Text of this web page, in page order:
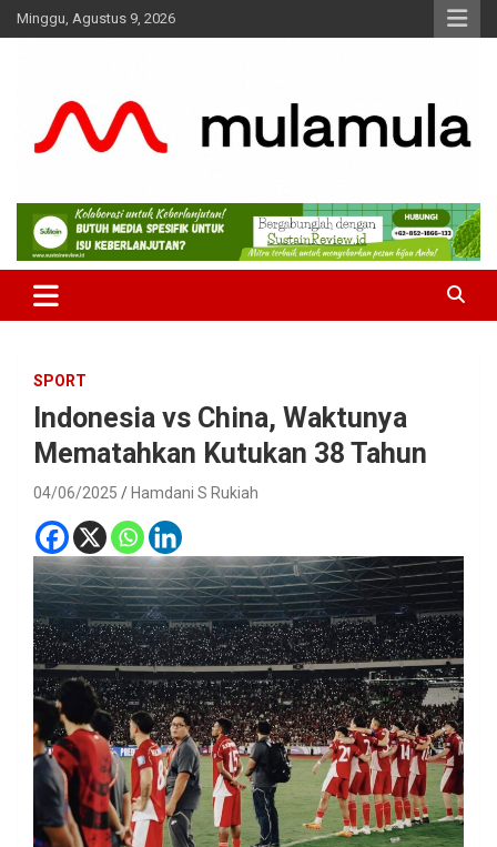
Skip
to
Minggu, Agustus 9, 2026
MulaMula
Medianya para Gen Z
SPORT
Indonesia vs China, Waktunya
Mematahkan Kutukan 38 Tahun
04/06/2025 Hamdani S Rukiah